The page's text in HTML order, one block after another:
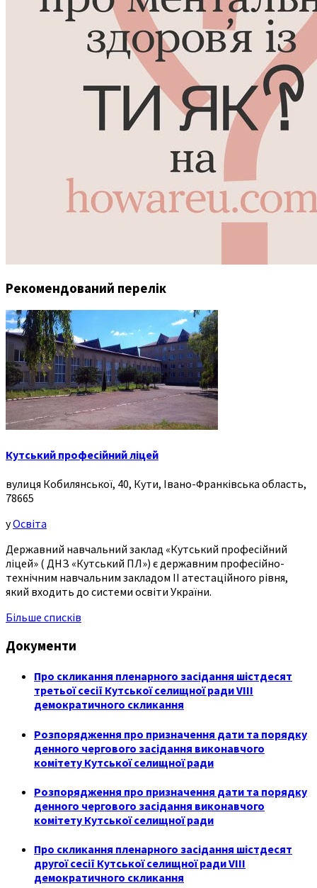
Рекомендований перелік
Кутський професійний ліцей
вулиця Кобилянської, 40, Кути, Івано-Франківська область,
78665
уОсвіта
Державний навчальний заклад «Кутський професійний
ліцей» ( ДНЗ «Кутський ПЛ») є державним професійно-
технічним навчальним закладом ІІ атестаційного рівня,
який входить до системи освіти України.
Більше списків
Документи
Про скликання пленарного засідання шістдесят
третьої сесії Кутської селищної ради VIII
демократичного скликання
Розпорядження про призначення дати та порядку
денного чергового засідання виконавчого
комітету Кутської селищної ради
Розпорядження про призначення дати та порядку
денного чергового засідання виконавчого
комітету Кутської селищної ради
Про скликання пленарного засідання шістдесят
другої сесії Кутської селищної ради VIII
демократичного скликання